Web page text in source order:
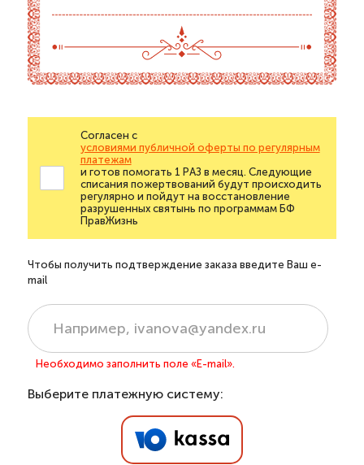
Согласен с
условиями публичной оферты по регулярным
платежам
и готов помогать 1 РАЗ в месяц. Следующие
списания пожертвований будут происходить
регулярно и пойдут на восстановление
разрушенных святынь по программам БФ
ПравЖизнь
Чтобы получить подтверждение заказа введите Ваш e-
mail
Необходимо заполнить поле «E-mail».
Выберите платежную систему: